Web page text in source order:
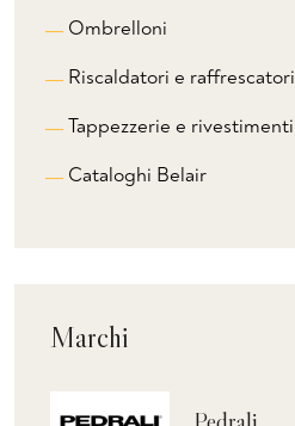
Ombrelloni
Riscaldatori e raffrescatori
Tappezzerie e rivestimenti
Cataloghi Belair
Marchi